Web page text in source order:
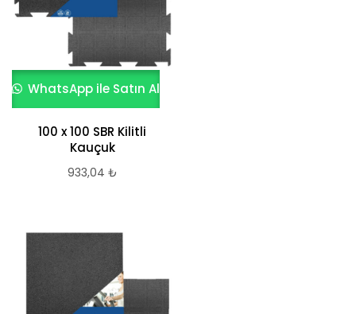
WhatsApp ile Satın Al
100 x 100 SBR Kilitli
Kauçuk
933,04 ₺